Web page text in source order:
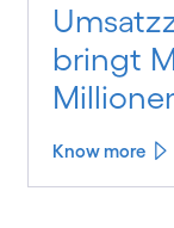
bringt
Know more